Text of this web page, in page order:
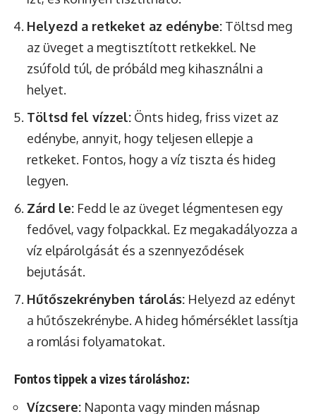
Helyezd a retkeket az edénybe: Töltsd meg
az üveget a megtisztított retkekkel. Ne
zsúfold túl, de próbáld meg kihasználni a
helyet.
Töltsd fel vízzel: Önts hideg, friss vizet az
edénybe, annyit, hogy teljesen ellepje a
retkeket. Fontos, hogy a víz tiszta és hideg
legyen.
Zárd le: Fedd le az üveget légmentesen egy
fedővel, vagy folpackkal. Ez megakadályozza a
víz elpárolgását és a szennyeződések
bejutását.
Hűtőszekrényben tárolás: Helyezd az edényt
a hűtőszekrénybe. A hideg hőmérséklet lassítja
a romlási folyamatokat.
Fontos tippek a vizes tároláshoz:
Vízcsere: Naponta vagy minden másnap